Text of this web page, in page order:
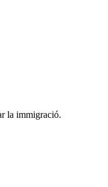
la immigració.